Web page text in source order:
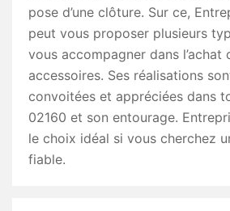
pose d’une clôture. Sur ce,
peut vous proposer plusieurs
vous accompagner dans l’achat
accessoires. Ses réalisations
convoitées et appréciées dans
02160 et son entourage.
le choix idéal si vous cherchez
fiable.